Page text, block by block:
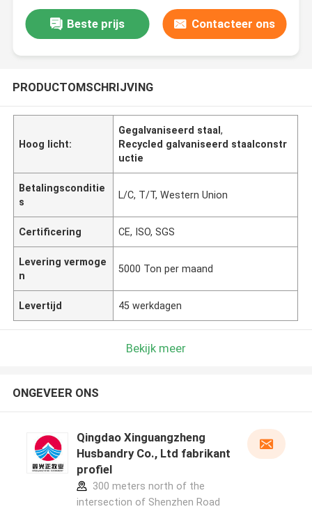
Beste prijs Contacteer ons
PRODUCTOMSCHRIJVING
Hoog licht:
Gegalvaniseerd staal,
Recycled galvaniseerd staalconstr
uctie
Betalingsconditie
s
L/C, T/T, Western Union
Certificering CE, ISO, SGS
Levering vermoge
n
5000 Ton per maand
Levertijd 45 werkdagen
Bekijk meer
ONGEVEER ONS
Qingdao Xinguangzheng
Husbandry Co., Ltd fabrikant
profiel
300 meters north of the
intersection of Shenzhen Road